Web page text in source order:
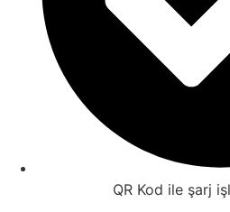
QR Kod ile şarj